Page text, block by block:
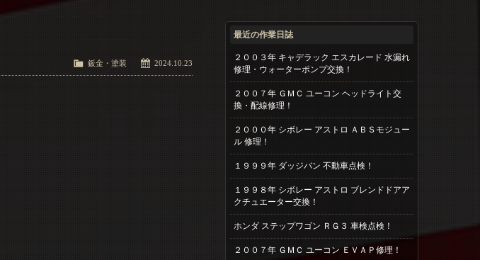
2024.10.23
鈑金・塗装
最近の作業日誌
２００３年 キャデラック エスカレード 水漏れ
修理・ウォーターポンプ交換！
２００７年 ＧＭＣ ユーコン ヘッドライト交
換・配線修理！
２０００年 シボレー アストロ ＡＢＳモジュー
ル 修理！
１９９９年 ダッジバン 不動車点検！
１９９８年 シボレー アストロ ブレンドドアア
クチュエーター交換！
ホンダ ステップワゴン ＲＧ３ 車検点検！
２００７年 ＧＭＣ ユーコン ＥＶＡＰ修理！